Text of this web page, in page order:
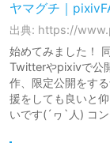
ヤマグチ｜
出典: https://
始めてみました！
Twitterやpixivで公
作、限定公開をす
援をしても良いと
いです(´ヮ`人) コ